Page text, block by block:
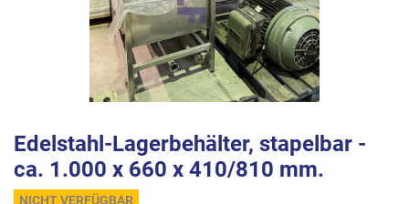
Edelstahl-Lagerbehälter, stapelbar -
ca. 1.000 x 660 x 410/810 mm.
NICHT VERFÜGBAR